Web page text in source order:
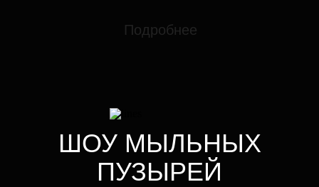
Подробнее
ШОУ МЫЛЬНЫХ
ПУЗЫРЕЙ